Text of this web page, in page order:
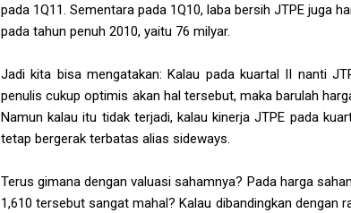
pada 1Q11. Sementara pada 1Q10, laba bersih JTPE juga
pada tahun penuh 2010, yaitu 76 milyar.
Jadi kita bisa mengatakan: Kalau pada kuartal II nanti
penulis cukup optimis akan hal tersebut, maka barulah
Namun kalau itu tidak terjadi, kalau kinerja JTPE pada
tetap bergerak terbatas alias sideways.
Terus gimana dengan valuasi sahamnya? Pada harga
1,610 tersebut sangat mahal? Kalau dibandingkan dengan